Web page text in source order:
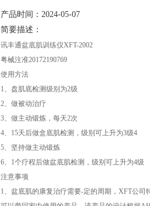
产品时间：2024-05-07
简要描述：
讯丰通盆底肌训练仪XFT-2002
粤械注准20172190769
使用方法
1、盘肌底检测级别为2级
2、做被动治疗
3、做主动锻炼，每天2次
4、15天后做盒底肌检测，级别可上升为3级4
5、坚持做主动锻炼
6、1个疗程后做盆底肌检测，级别可上升为4级
注意事项
1、盆底肌的康复治疗需要-定的周期，XFT公司